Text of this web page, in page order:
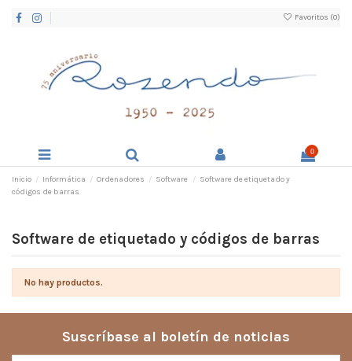
Favoritos (0)
0
Inicio Informática Ordenadores Software
Software de etiquetado y
códigos de barras
Software de etiquetado y códigos de barras
No hay productos.
Suscríbase al boletín de noticias